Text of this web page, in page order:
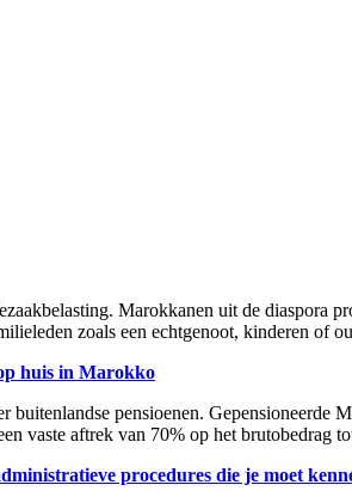
Marokkanen uit de diaspora
zoals een echtgenoot, kinderen of
huis in Marokko
pensioenen. Gepensioneerde
vaste aftrek van 70% op het brutobedrag
procedures die je moet